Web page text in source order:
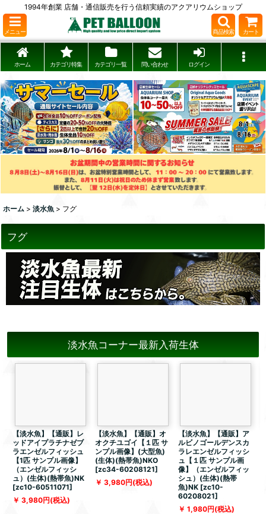
1994年創業 店舗・通信販売を行う信頼実績のアクアリウムショップ
メニュー 商品検索 カート
ホーム カテゴリ特集 カテゴリ一覧 問い合わせ ログイン
ホーム > 淡水魚 > フグ
フグ
淡水魚コーナー最新入荷生体
【淡水魚】【通販】レ
ッドアイプラチナゼブ
ラエンゼルフィッシュ
【1匹 サンプル画像】
（エンゼルフィッシ
ュ）(生体)(熱帯魚)NK
[zc10-60511071]
3,980円(税込)
【淡水魚】【通販】オ
オクチユゴイ【１匹 サ
ンプル画像】(大型魚)
(生体)(熱帯魚)NKO
[zc34-60208121]
3,980円(税込)
【淡水魚】【通販】ア
ルビノゴールデンスカ
ラレエンゼルフィッシ
ュ【１匹 サンプル画
像】（エンゼルフィッ
シュ）(生体)(熱帯
魚)NK [zc10-
60208021]
1,980円(税込)